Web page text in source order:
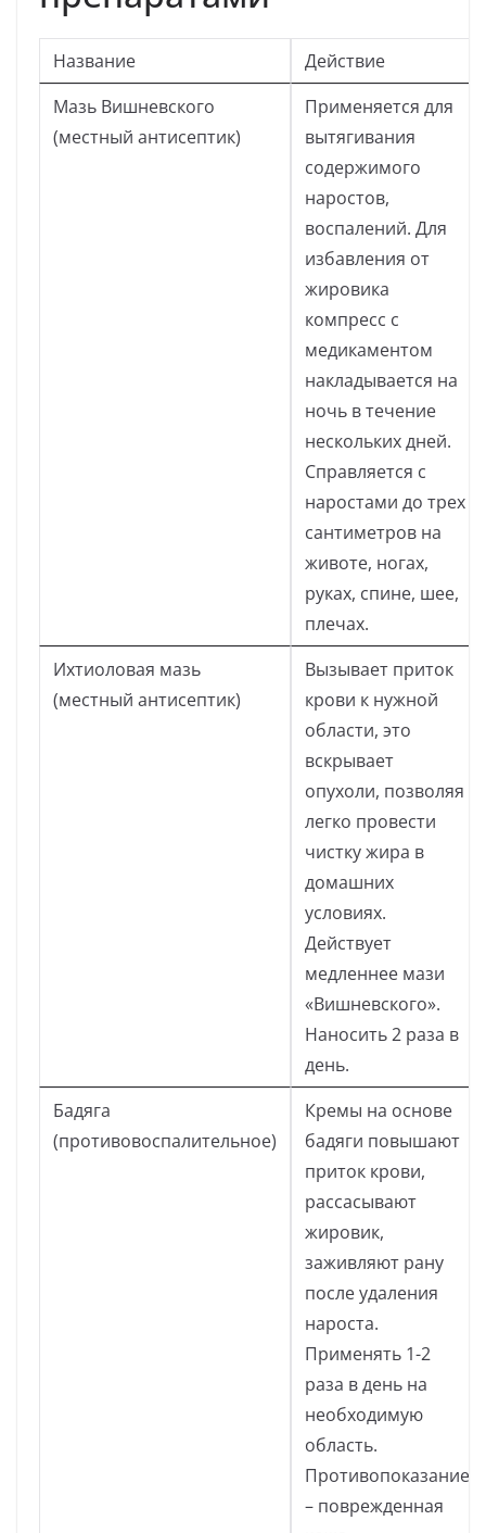
Название
Действие
Мазь Вишневского
(местный антисептик)
Применяется для
вытягивания
содержимого
наростов,
воспалений. Для
избавления от
жировика
компресс с
медикаментом
накладывается на
ночь в течение
нескольких дней.
Справляется с
наростами до трех
сантиметров на
животе, ногах,
руках, спине, шее,
плечах.
Ихтиоловая мазь
(местный антисептик)
Вызывает приток
крови к нужной
области, это
вскрывает
опухоли, позволяя
легко провести
чистку жира в
домашних
условиях.
Действует
медленнее мази
«Вишневского».
Наносить 2 раза в
день.
Бадяга
(противовоспалительное)
Кремы на основе
бадяги повышают
приток крови,
рассасывают
жировик,
заживляют рану
после удаления
нароста.
Применять 1-2
раза в день на
необходимую
область.
Противопоказание
– поврежденная